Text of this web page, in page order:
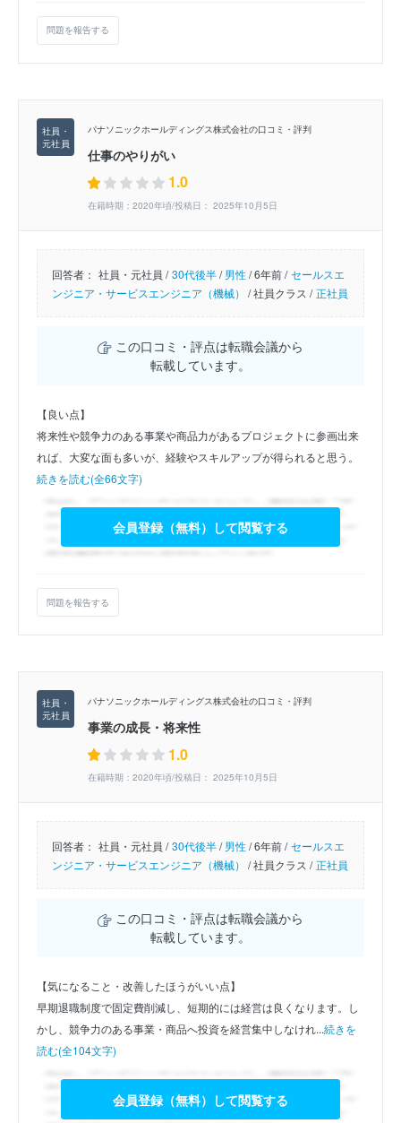
問題を報告する
パナソニックホールディングス株式会社の口コミ・評判
仕事のやりがい
1.0
在籍時期：2020年頃/投稿日： 2025年10月5日
回答者： 社員・元社員 / 30代後半/男性/6年前 / セールスエ
ンジニア・サービスエンジニア（機械） /社員クラス / 正社員
この口コミ・評点は転職会議から
転載しています。
【良い点】
将来性や競争力のある事業や商品力があるプロジェクトに参画出来
れば、大変な面も多いが、経験やスキルアップが得られると思う。
続きを読む(全66文字)
会員登録（無料）して閲覧する
問題を報告する
パナソニックホールディングス株式会社の口コミ・評判
事業の成長・将来性
1.0
在籍時期：2020年頃/投稿日： 2025年10月5日
回答者： 社員・元社員 / 30代後半/男性/6年前 / セールスエ
ンジニア・サービスエンジニア（機械） /社員クラス / 正社員
この口コミ・評点は転職会議から
転載しています。
【気になること・改善したほうがいい点】
早期退職制度で固定費削減し、短期的には経営は良くなります。し
かし、競争力のある事業・商品へ投資を経営集中しなけれ...続きを
読む(全104文字)
会員登録（無料）して閲覧する